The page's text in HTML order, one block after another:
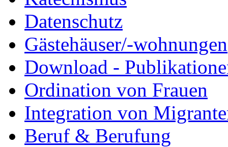
Datenschutz
Gästehäuser/-wohnungen
Download -
Ordination von Frauen
Integration von
Beruf & Berufung